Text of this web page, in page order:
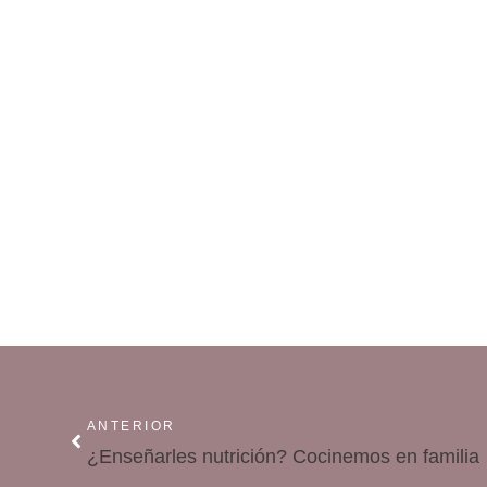
ANTERIOR
¿Enseñarles nutrición? Cocinemos en familia